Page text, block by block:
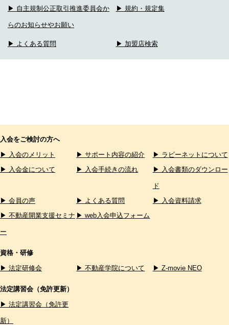
▶ 自主規制公正取引推進委員会か
らのお知らせやお願い
▶ 規約・規定集
▶ よくある質問 ▶ 加盟店検索
入会をご検討の方へ
▶ 入会のメリット
▶ サポート内容の紹介
▶ ラビーネットについて
▶ 入会金について
▶ 入会手続きの流れ ▶ 入会書類のダウンロー
ド
▶ 会員の声
▶ よくある質問
▶ 入会資料請求
▶ 不動産開業支援セミナ
ー
▶ web入会申込フォーム
資格・研修
▶ 法定研修会
▶ 不動産学院について ▶ Z-movie NEO
法定講習会（免許更新）
▶ 法定講習会（免許更
新）